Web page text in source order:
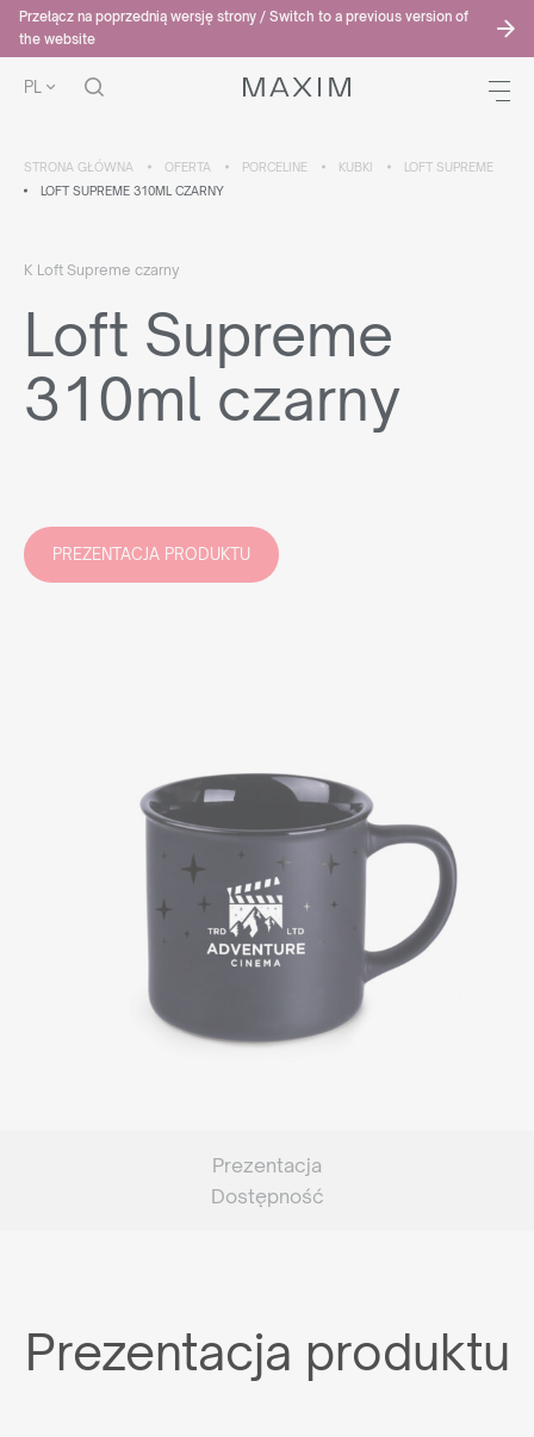
Przełącz na poprzednią wersję strony / Switch to a previous version of
the website
PL
STRONA GŁÓWNA OFERTA PORCELINE KUBKI
LOFT SUPREME
LOFT SUPREME 310ML CZARNY
K Loft Supreme czarny
Loft Supreme
310ml czarny
PREZENTACJA PRODUKTU
Prezentacja
Dostępność
Prezentacja produktu